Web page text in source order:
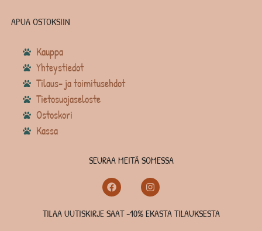
APUA OSTOKSIIN
Kauppa
Yhteystiedot
Tilaus- ja toimitusehdot
Tietosuojaseloste
Ostoskori
Kassa
SEURAA MEITÄ SOMESSA
TILAA UUTISKIRJE SAAT -10% EKASTA TILAUKSESTA